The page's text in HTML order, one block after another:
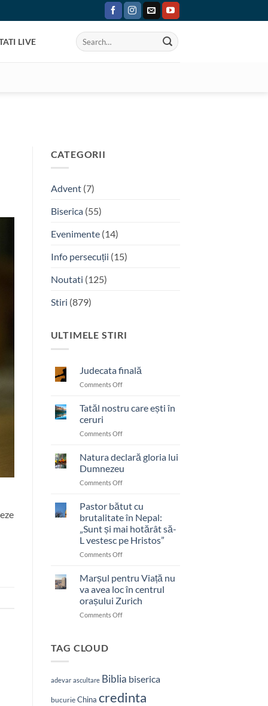
LIVE
CATEGORII
Advent(7)
Biserica(55)
Evenimente(14)
Info persecuții (15)
Noutati (125)
Stiri (879)
ULTIMELE STIRI
Judecata finală
Comments Offon
Tatăl nostru care ești în
ceruri
Comments Offon
nostru
care
ești
în
Natura declară gloria lui
Dumnezeu
Comments Offon
declară
gloria
lui
Dumnezeu
Pastor bătut cu
brutalitate în Nepal:
„Sunt și mai hotărât să-
L vestesc pe Hristos”
Comments Offon
bătut
cu
brutalitate
în
Nepal:
L
pe
Marșul pentru Viață nu
va avea loc în centrul
orașului Zurich
Comments Offon
avea
loc
în
TAG CLOUD
adevar ascultare Biblia biserica
bucurie China credinta